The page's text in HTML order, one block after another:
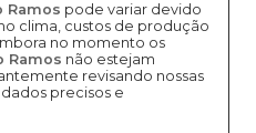
Ramos pode variar devido
clima, custos de produção
no momento os
Ramos não estejam
revisando nossas
precisos e